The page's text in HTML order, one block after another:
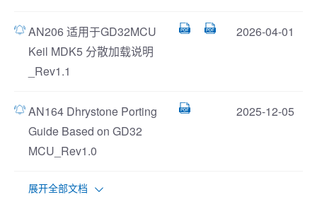
AN206 适用于GD32MCU
Keil MDK5 分散加载说明
_Rev1.1
2026-04-01
AN164 Dhrystone Porting
Guide Based on GD32
MCU_Rev1.0
2025-12-05
展开全部文档